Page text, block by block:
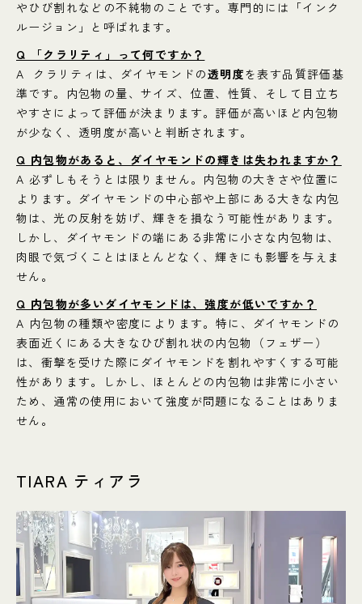
やひび割れなどの不純物のことです。専門的には「インク
ルージョン」と呼ばれます。
Q 「クラリティ」って何ですか？
A クラリティは、ダイヤモンドの透明度を表す品質評価基
準です。内包物の量、サイズ、位置、性質、そして目立ち
やすさによって評価が決まります。評価が高いほど内包物
が少なく、透明度が高いと判断されます。
Q 内包物があると、ダイヤモンドの輝きは失われますか？
A 必ずしもそうとは限りません。内包物の大きさや位置に
よります。ダイヤモンドの中心部や上部にある大きな内包
物は、光の反射を妨げ、輝きを損なう可能性があります。
しかし、ダイヤモンドの端にある非常に小さな内包物は、
肉眼で気づくことはほとんどなく、輝きにも影響を与えま
せん。
Q 内包物が多いダイヤモンドは、強度が低いですか？
A 内包物の種類や密度によります。特に、ダイヤモンドの
表面近くにある大きなひび割れ状の内包物（フェザー）
は、衝撃を受けた際にダイヤモンドを割れやすくする可能
性があります。しかし、ほとんどの内包物は非常に小さい
ため、通常の使用において強度が問題になることはありま
せん。
TIARA ティアラ